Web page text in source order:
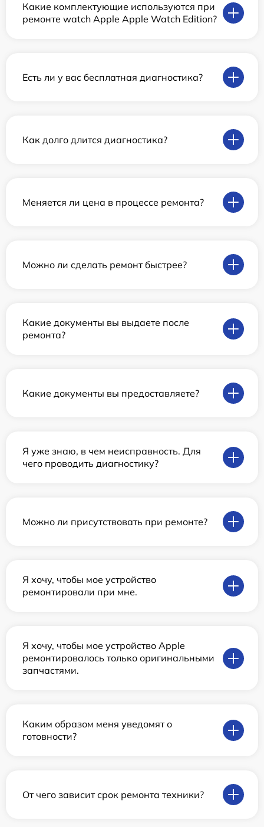
Какие комплектующие используются при
ремонте watch Apple Apple Watch Edition?
Есть ли у вас бесплатная диагностика?
Как долго длится диагностика?
Меняется ли цена в процессе ремонта?
Можно ли сделать ремонт быстрее?
Какие документы вы выдаете после
ремонта?
Какие документы вы предоставляете?
Я уже знаю, в чем неисправность. Для
чего проводить диагностику?
Можно ли присутствовать при ремонте?
Я хочу, чтобы мое устройство
ремонтировали при мне.
Я хочу, чтобы мое устройство Apple
ремонтировалось только оригинальными
запчастями.
Каким образом меня уведомят о
готовности?
От чего зависит срок ремонта техники?